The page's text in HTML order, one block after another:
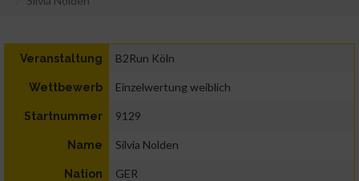
Veranstaltung B2Run Köln
Wettbewerb Einzelwertung weiblich
Startnummer 9129
Name Silvia Nolden
Nation GER